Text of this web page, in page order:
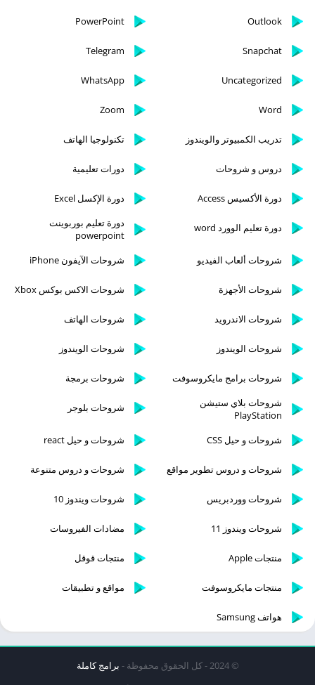
Outlook
PowerPoint
Snapchat
Telegram
Uncategorized
WhatsApp
Word
Zoom
تدريب الكمبيوتر والويندوز تكنولوجيا الهاتف
دروس و شروحات دورات تعليمية
دورة الأكسيس Access دورة الإكسل Excel
دورة تعليم الوورد word
دورة تعليم بوربوينت
powerpoint
شروحات ألعاب الفيديو
شروحات الآيفون iPhone
شروحات الأجهزة شروحات الاكس بوكس Xbox
شروحات الاندرويد شروحات الهاتف
شروحات الويندوز شروحات الويندوز
شروحات برامج مايكروسوفت
شروحات برمجة
شروحات بلاي ستيشن
PlayStation
شروحات بلوجر
شروحات و حيل CSS شروحات و حيل react
شروحات و دروس تطوير مواقع شروحات و دروس متنوعة
شروحات ووردبريس شروحات ويندوز 10
شروحات ويندوز 11 مضادات الفيروسات
منتجات Apple منتجات قوقل
منتجات مايكروسوفت مواقع و تطبيقات
هواتف Samsung
© 2024 - كل الحقوق محفوظة - برامج كاملة